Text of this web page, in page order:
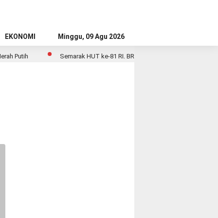
EKONOMI Minggu, 09 Agu 2026
Putih Semarak HUT ke-81 RI, BRI BO Krekot Percantik Kantor